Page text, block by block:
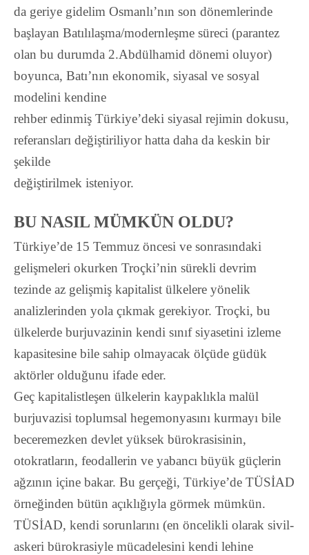
da geriye gidelim Osmanlı’nın son dönemlerinde
başlayan Batılılaşma/modernleşme süreci (parantez
olan bu durumda 2.Abdülhamid dönemi oluyor)
boyunca, Batı’nın ekonomik, siyasal ve sosyal
modelini kendine
rehber edinmiş Türkiye’deki siyasal rejimin dokusu,
referansları değiştiriliyor hatta daha da keskin bir
şekilde
değiştirilmek isteniyor.
BU NASIL MÜMKÜN OLDU?
Türkiye’de 15 Temmuz öncesi ve sonrasındaki
gelişmeleri okurken Troçki’nin sürekli devrim
tezinde az gelişmiş kapitalist ülkelere yönelik
analizlerinden yola çıkmak gerekiyor. Troçki, bu
ülkelerde burjuvazinin kendi sınıf siyasetini izleme
kapasitesine bile sahip olmayacak ölçüde güdük
aktörler olduğunu ifade eder.
Geç kapitalistleşen ülkelerin kaypaklıkla malül
burjuvazisi toplumsal hegemonyasını kurmayı bile
beceremezken devlet yüksek bürokrasisinin,
otokratların, feodallerin ve yabancı büyük güçlerin
ağzının içine bakar. Bu gerçeği, Türkiye’de TÜSİAD
örneğinden bütün açıklığıyla görmek mümkün.
TÜSİAD, kendi sorunlarını (en öncelikli olarak sivil-
askeri bürokrasiyle mücadelesini kendi lehine